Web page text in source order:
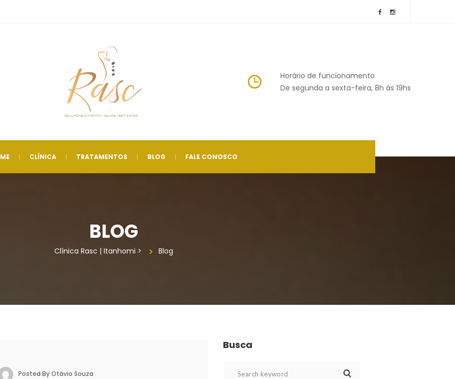
Horário de funcionamento
De segunda a sexta-feira, 8h às 19h
CLÍNICA TRATAMENTOS BLOG FALE CONOSCO
BLOG
Clínica Rasc | Itanhomi > Blog
Posted By Otávio Souza
Busca